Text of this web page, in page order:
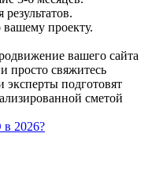
проекту.
вашего сайта
просто свяжитесь
подготовят
сметой
в 2026?